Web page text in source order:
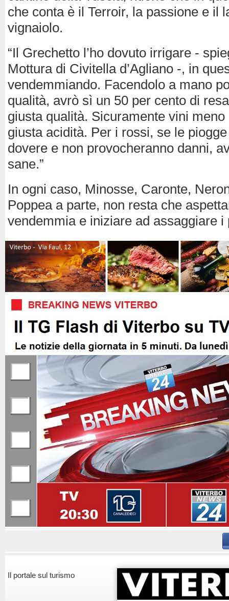
che conta è il Terroir, la passione e il
vignaiolo.
“Il Grechetto l’ho dovuto irrigare -
Mottura di Civitella d’Agliano -, in
vendemmiando. Facendolo a mano
qualità, avrò sì un 50 per cento di
giusta qualità. Sicuramente vini
giusta acidità. Per i rossi, se le
dovere e non provocheranno danni,
sane.”
In ogni caso, Minosse, Caronte,
Poppea a parte, non resta che
vendemmia e iniziare ad assaggiare i
Il portale sul turismo